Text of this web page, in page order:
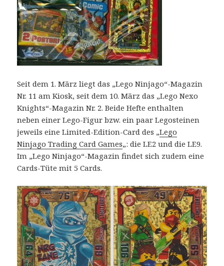
Seit dem 1. März liegt das „Lego Ninjago“-Magazin
Nr. 11 am Kiosk, seit dem 10. März das „Lego Nexo
Knights“-Magazin Nr. 2. Beide Hefte enthalten
neben einer Lego-Figur bzw. ein paar Legosteinen
jeweils eine Limited-Edition-Card des „Lego
Ninjago Trading Card Games„: die LE2 und die LE9.
Im „Lego Ninjago“-Magazin findet sich zudem eine
Cards-Tüte mit 5 Cards.